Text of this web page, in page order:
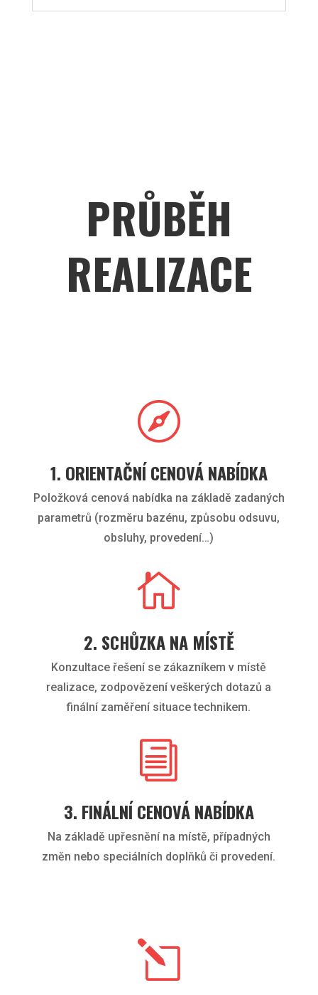
PRŮBĚH
REALIZACE

1. ORIENTAČNÍ CENOVÁ NABÍDKA
Položková cenová nabídka na základě zadaných
parametrů (rozměru bazénu, způsobu odsuvu,
obsluhy, provedení…)

2. SCHŮZKA NA MÍSTĚ
Konzultace řešení se zákazníkem v místě
realizace, zodpovězení veškerých dotazů a
finální zaměření situace technikem.
i
3. FINÁLNÍ CENOVÁ NABÍDKA
Na základě upřesnění na místě, případných
změn nebo speciálních doplňků či provedení.
l